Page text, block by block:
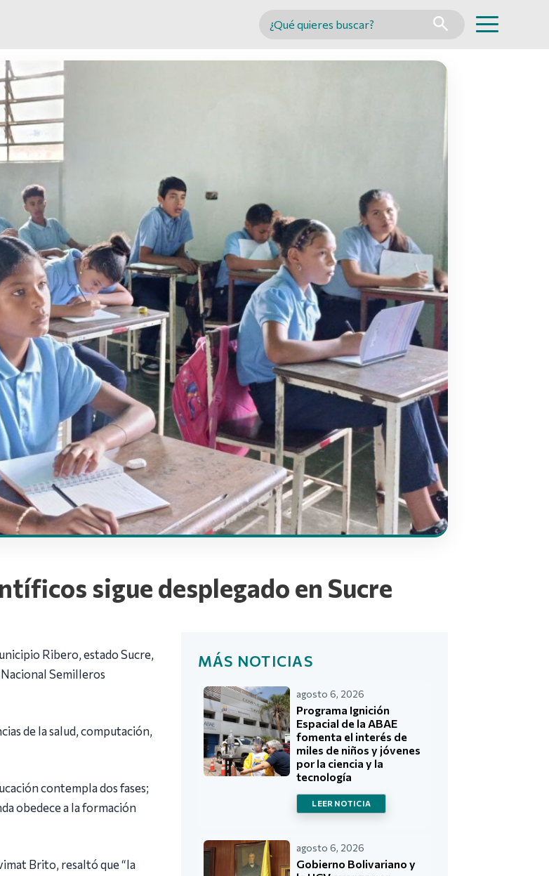
Buscar en MINCYT
sigue desplegado en Sucre
Ribero, estado Sucre,
Semilleros
de la salud, computación,
contempla dos fases;
obedece a la formación
Brito, resaltó que “la
MÁS NOTICIAS
agosto 6, 2026
Programa Ignición
Espacial de la ABAE
fomenta el interés de
miles de niños y jóvenes
por la ciencia y la
tecnología
LEER NOTICIA
agosto 6, 2026
Gobierno Bolivariano y